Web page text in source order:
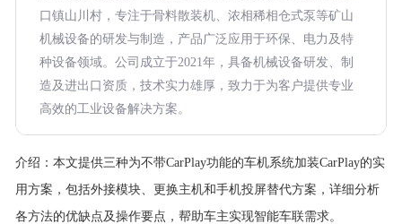
口镇山川村，专注于骨料散装机、浓相稀相仓式泵等矿山
机械设备的研发与制造，产品广泛应用于环保、电力及特
种设备领域。公司成立于2021年，具备机械设备研发、制
造及进出口资质，技术实力雄厚，致力于为客户提供专业
高效的工业设备解决方案。
介绍： 本文提供三种为不带CarPlay功能的车机系统加装CarPlay的实
用方案，包括外接模块、更换主机和手机投屏替代方案，详细分析
各方法的优缺点及操作要点，帮助车主实现智能车联需求。